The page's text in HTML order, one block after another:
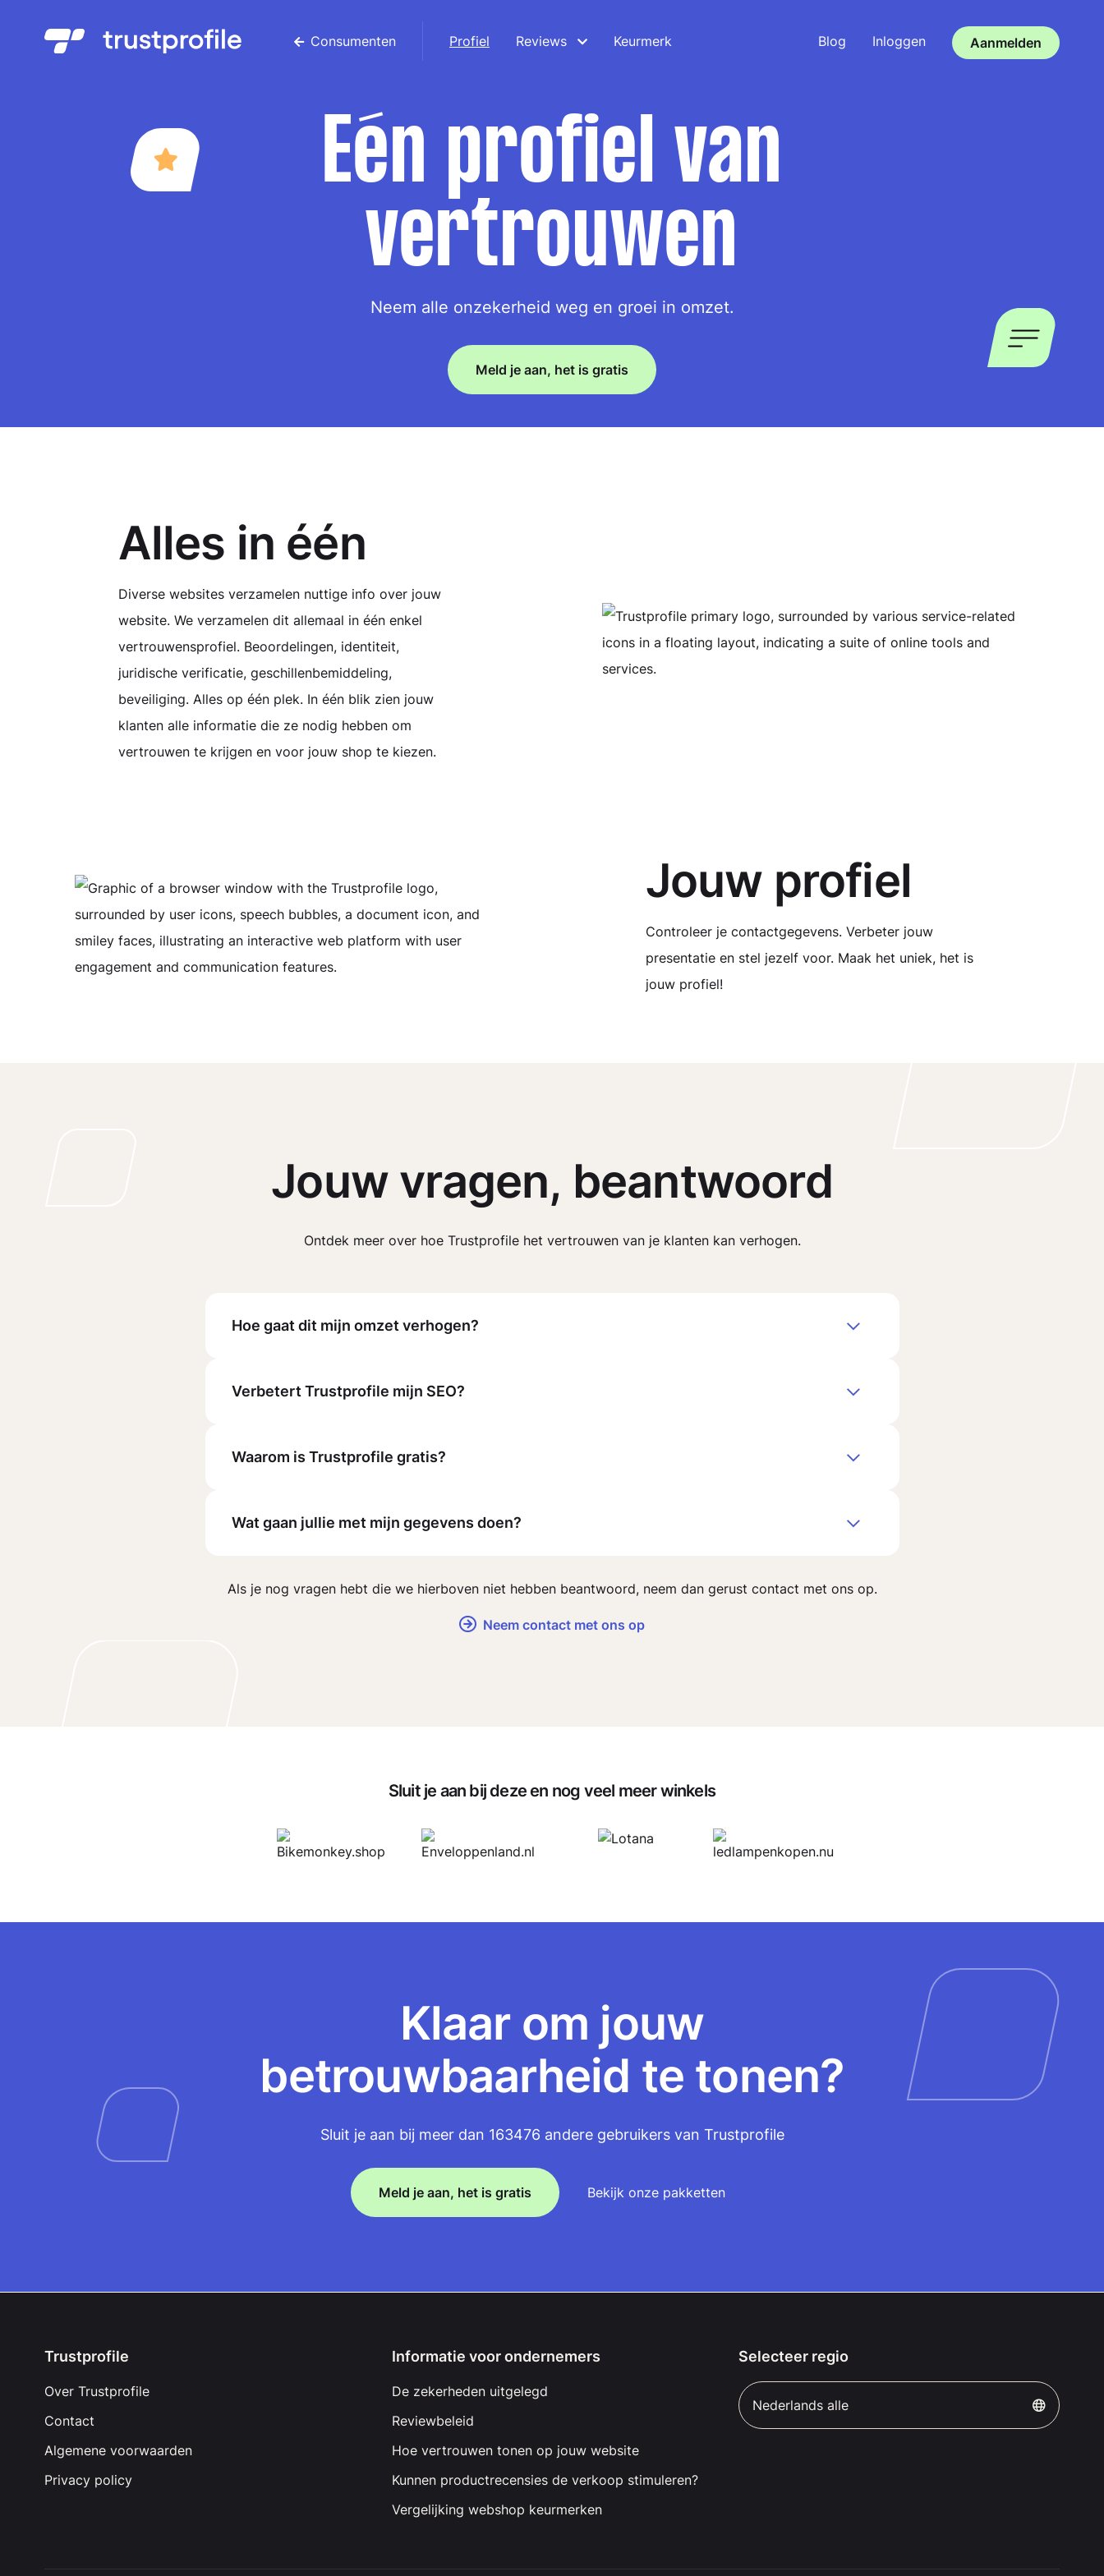
Consumenten Profiel Reviews Keurmerk Blog Inloggen Aanmelden
Eén profiel van
vertrouwen
Neem alle onzekerheid weg en groei in omzet.
Meld je aan, het is gratis
Alles in één
Diverse websites verzamelen nuttige info over jouw
website. We verzamelen dit allemaal in één enkel
vertrouwensprofiel. Beoordelingen, identiteit,
juridische verificatie, geschillenbemiddeling,
beveiliging. Alles op één plek. In één blik zien jouw
klanten alle informatie die ze nodig hebben om
vertrouwen te krijgen en voor jouw shop te kiezen.
Jouw profiel
Controleer je contactgegevens. Verbeter jouw
presentatie en stel jezelf voor. Maak het uniek, het is
jouw profiel!
Jouw vragen, beantwoord
Ontdek meer over hoe Trustprofile het vertrouwen van je klanten kan verhogen.
Hoe gaat dit mijn omzet verhogen?
Verbetert Trustprofile mijn SEO?
Waarom is Trustprofile gratis?
Wat gaan jullie met mijn gegevens doen?
Als je nog vragen hebt die we hierboven niet hebben beantwoord, neem dan gerust contact met ons op.
Neem contact met ons op
Sluit je aan bij deze en nog veel meer winkels
Klaar om jouw
betrouwbaarheid te tonen?
Sluit je aan bij meer dan 163476 andere gebruikers van Trustprofile
Meld je aan, het is gratis Bekijk onze pakketten
Trustprofile
Over Trustprofile
Contact
Algemene voorwaarden
Privacy policy
Informatie voor ondernemers
De zekerheden uitgelegd
Reviewbeleid
Hoe vertrouwen tonen op jouw website
Kunnen productrecensies de verkoop stimuleren?
Vergelijking webshop keurmerken
Selecteer regio
Nederlands alle